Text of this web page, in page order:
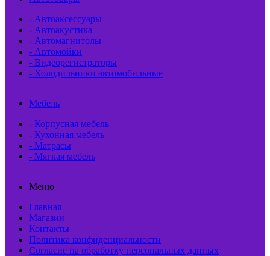
- Автоаксессуары
- Автоакустика
- Автомагнитолы
- Автомойки
- Видеорегистраторы
- Холодильники автомобильные
Мебель
- Корпусная мебель
- Кухонная мебель
- Матрасы
- Мягкая мебель
Меню
Главная
Магазин
Контакты
Политика конфиденциальности
Согласие на обработку персональных данных